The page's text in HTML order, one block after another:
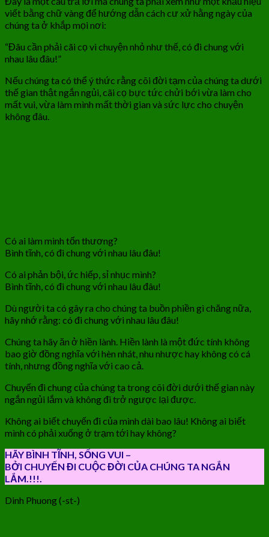
viết bằng chữ vàng để hướng dẫn cách cư xử hằng ngày của
chúng ta ở khắp mọi nơi:
“Đâu cần phải cãi cọ vì chuyện nhỏ như thế, có đi chung với
nhau lâu đâu!”
Nếu chúng ta có thể ý thức rằng cõi đời tạm của chúng ta dưới
thế gian thật ngắn ngủi, cãi cọ bực tức chửi bới vừa làm cho
mất vui, vừa làm mình mất thời gian và sức lực cho chuyện
không đâu.
Có ai làm mình tổn thương?
Bình tĩnh, có đi chung với nhau lâu đâu!
Có ai phản bội, ức hiếp, sỉ nhục mình?
Bình tĩnh, có đi chung với nhau lâu đâu!
Dù người ta có gây ra cho chúng ta buồn phiền gì chăng nữa,
hãy nhớ rằng: có đi chung với nhau lâu đâu!
Chúng ta hãy ăn ở hiền lành. Hiền lành là một đức tính không
bao giờ đồng nghĩa với hèn nhát, nhu nhược hay không có cá
tính, nhưng đồng nghĩa với cao cả.
Chuyến đi chung của chúng ta trong cõi đời dưới thế gian này
ngắn ngủi lắm và không đi trở ngược lại được.
Không ai biết chuyến đi của mình dài bao lâu! Không ai biết
mình có phải xuống ở trạm tới hay không?
HÃY BÌNH TĨNH, SỐNG VUI –
BỞI CHUYẾN ĐI CUỘC ĐỜI CỦA CHÚNG TA NGẮN
LẮM.!!!.
Dinh Phuong (-st-)